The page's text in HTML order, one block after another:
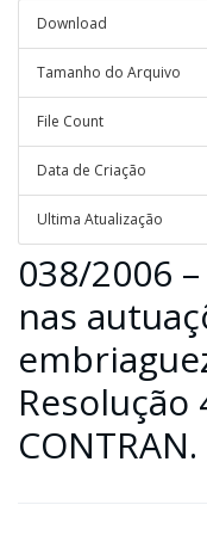
Download
Tamanho do Arquivo
File Count
Data de Criação
Ultima Atualização
038/2006
nas
Resolução
CONTRAN.